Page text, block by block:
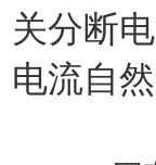
关分断
电流自